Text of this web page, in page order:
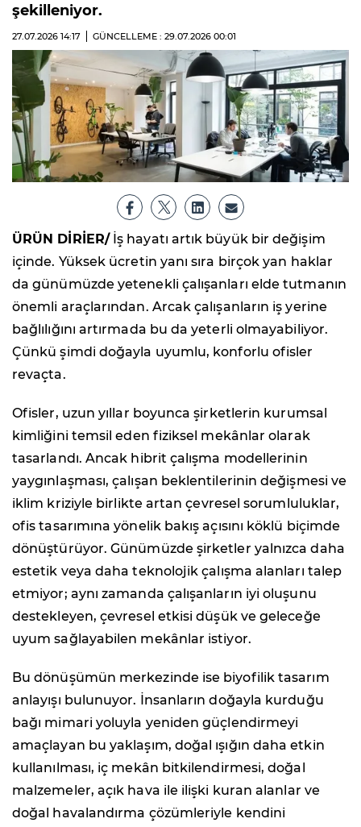
şekilleniyor.
27.07.2026 14:17 GÜNCELLEME : 29.07.2026 00:01
ÜRÜN DİRİER/İş hayatı artık büyük bir değişim
içinde. Yüksek ücretin yanı sıra birçok yan haklar
da günümüzde yetenekli çalışanları elde tutmanın
önemli araçlarından. Arcak çalışanların iş yerine
bağlılığını artırmada bu da yeterli olmayabiliyor.
Çünkü şimdi doğayla uyumlu, konforlu ofisler
revaçta.
Ofisler, uzun yıllar boyunca şirketlerin kurumsal
kimliğini temsil eden fiziksel mekânlar olarak
tasarlandı. Ancak hibrit çalışma modellerinin
yaygınlaşması, çalışan beklentilerinin değişmesi ve
iklim kriziyle birlikte artan çevresel sorumluluklar,
ofis tasarımına yönelik bakış açısını köklü biçimde
dönüştürüyor. Günümüzde şirketler yalnızca daha
estetik veya daha teknolojik çalışma alanları talep
etmiyor; aynı zamanda çalışanların iyi oluşunu
destekleyen, çevresel etkisi düşük ve geleceğe
uyum sağlayabilen mekânlar istiyor.
Bu dönüşümün merkezinde ise biyofilik tasarım
anlayışı bulunuyor. İnsanların doğayla kurduğu
bağı mimari yoluyla yeniden güçlendirmeyi
amaçlayan bu yaklaşım, doğal ışığın daha etkin
kullanılması, iç mekân bitkilendirmesi, doğal
malzemeler, açık hava ile ilişki kuran alanlar ve
doğal havalandırma çözümleriyle kendini